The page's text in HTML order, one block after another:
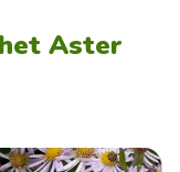
Aster